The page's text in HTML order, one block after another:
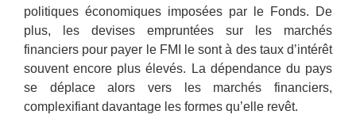
politiques économiques imposées par le Fonds. De
plus, les devises empruntées sur les marchés
financiers pour payer le FMI le sont à des taux d’intérêt
souvent encore plus élevés. La dépendance du pays
se déplace alors vers les marchés financiers,
complexifiant davantage les formes qu’elle revêt.